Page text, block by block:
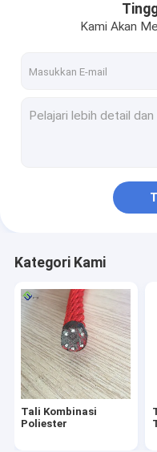
Tali Kombinasi
Tali Kawat Kombinasi
8 untai tali poliester
ayunan tempat tidur
Jembatan Tali
Konektor Tali Taman
Jaring Panjat Taman
Kami Akan
Kategori Kami
Tali Kombinasi
Poliester